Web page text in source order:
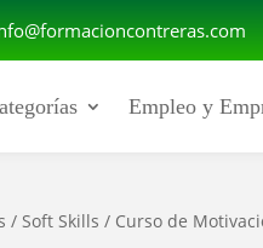
Empleo y
/ Soft Skills / Curso de